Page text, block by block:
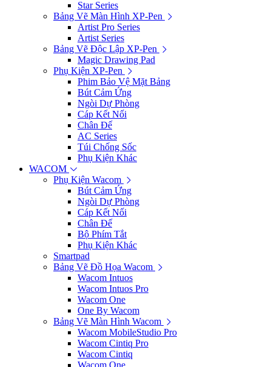
Star Series
Bảng Vẽ Màn Hình XP-Pen
Artist Pro Series
Artist Series
Bảng Vẽ Độc Lập XP-Pen
Magic Drawing Pad
Phụ Kiện XP-Pen
Phim Bảo Vệ Mặt Bảng
Bút Cảm Ứng
Ngòi Dự Phòng
Cáp Kết Nối
Chân Đế
AC Series
Túi Chống Sốc
Phụ Kiện Khác
WACOM
Phụ Kiện Wacom
Bút Cảm Ứng
Ngòi Dự Phòng
Cáp Kết Nối
Chân Đế
Bộ Phím Tắt
Phụ Kiện Khác
Smartpad
Bảng Vẽ Đồ Họa Wacom
Wacom Intuos
Wacom Intuos Pro
Wacom One
One By Wacom
Bảng Vẽ Màn Hình Wacom
Wacom MobileStudio Pro
Wacom Cintiq Pro
Wacom Cintiq
Wacom One